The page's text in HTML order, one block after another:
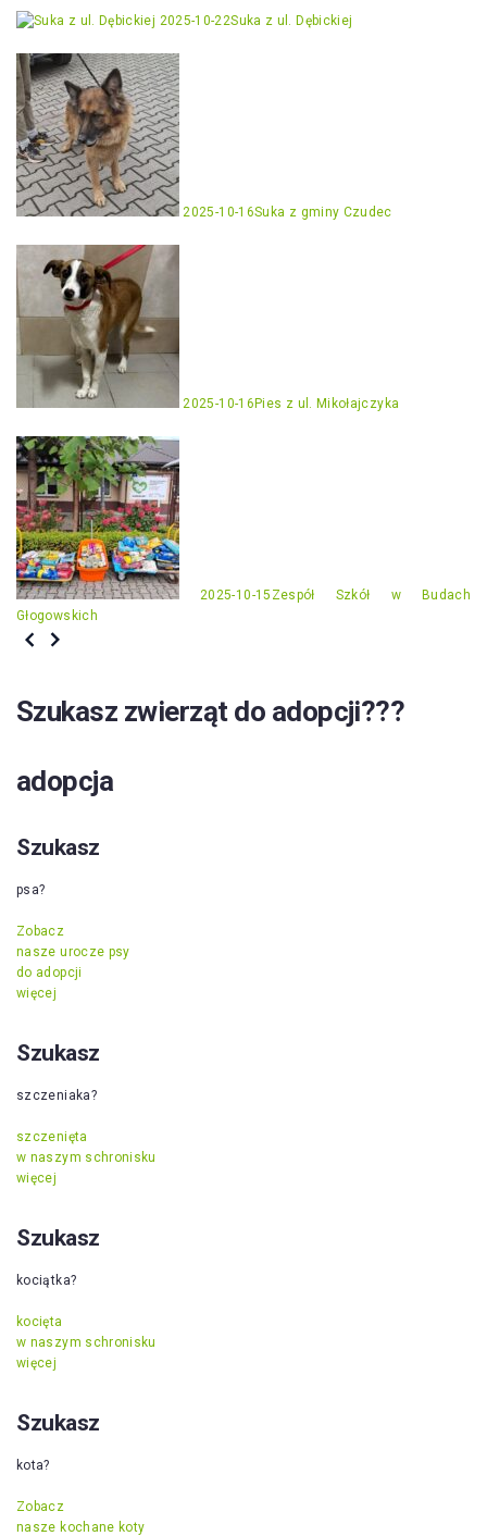
2025-10-22Suka z ul. Dębickiej
2025-10-16Suka z gminy Czudec
2025-10-16 Pies z ul. Mikołajczyka
2025-10-15 Zespół Szkół w Budach
Głogowskich
Szukasz zwierząt do adopcji???
adopcja
Szukasz
psa?
Zobacz
nasze urocze psy
do adopcji
więcej
Szukasz
szczeniaka?
szczenięta
w naszym schronisku
więcej
Szukasz
kociątka?
kocięta
w naszym schronisku
więcej
Szukasz
kota?
Zobacz
nasze kochane koty